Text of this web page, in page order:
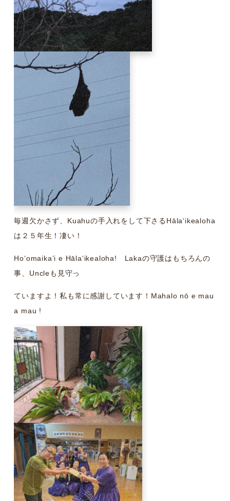
毎週欠かさず、Kuahuの手入れをして下さるHālaʻikealoha
は２５年生！凄い！
Hoʻomaikaʻi e Hālaʻikealoha! Lakaの守護はもちろんの
事、Uncleも見守っ
ていますよ！私も常に感謝しています！Mahalo nō e mau
a mau !